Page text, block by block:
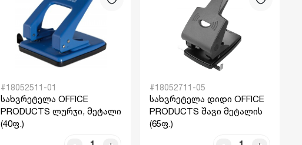
#18052511-01
სახვრეტელა OFFICE
PRODUCTS ლურჯი, მეტალი
(40ფ.)
#18052711-05
სახვრეტელა დიდი OFFICE
PRODUCTS შავი მეტალის
(65ფ.)